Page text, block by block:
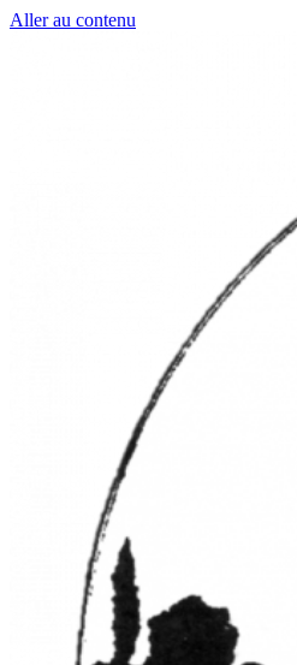
Aller au contenu